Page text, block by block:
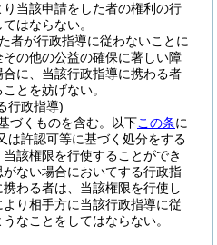
当該申請をした者の権利の行
はならない。
者が行政指導に従わないことに
の他の公益の確保に著しい障
に、当該行政指導に携わる者
とを妨げない。
行政指導)
づくものを含む。以下この条に
は許認可等に基づく処分をする
該権限を行使することができ
ない場合においてする行政指
わる者は、当該権限を行使し
り相手方に当該行政指導に従
なことをしてはならない。